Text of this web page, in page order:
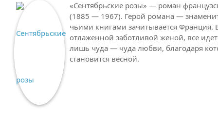
«Сентябрьские розы» — роман
(1885 — 1967). Герой романа —
чьими книгами зачитывается Франция.
отлаженной заботливой женой, все
лишь чуда — чуда любви, благодаря
становится весной.